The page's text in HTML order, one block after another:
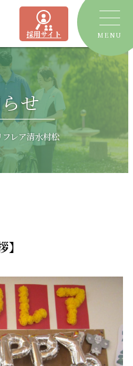
採用サイト MENU
ア聖一色
ア上土
せ
レア清水村松